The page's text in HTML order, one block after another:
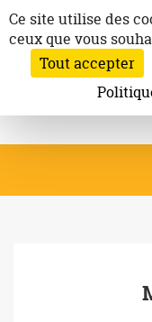
au
contenu
Panneau de gestion des
Ce site utilise des
ceux que vous
Tout accepter